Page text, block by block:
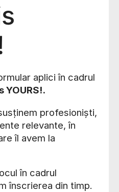
aplici în cadrul
YOURS!.
profesioniști,
relevante, în
îl avem la
în cadrul
înscrierea din timp.